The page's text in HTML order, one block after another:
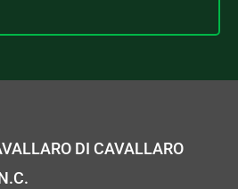
DI CAVALLARO